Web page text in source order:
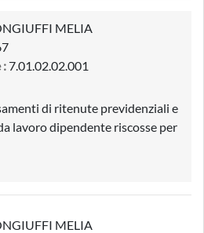
MELIA
:7.01.02.02.001
di ritenute previdenziali e
lavoro dipendente riscosse per
MELIA